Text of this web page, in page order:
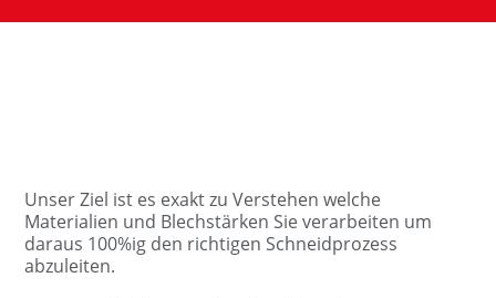
Unser Ziel ist es exakt zu Verstehen welche
Materialien und Blechstärken Sie verarbeiten um
daraus 100%ig den richtigen Schneidprozess
abzuleiten.